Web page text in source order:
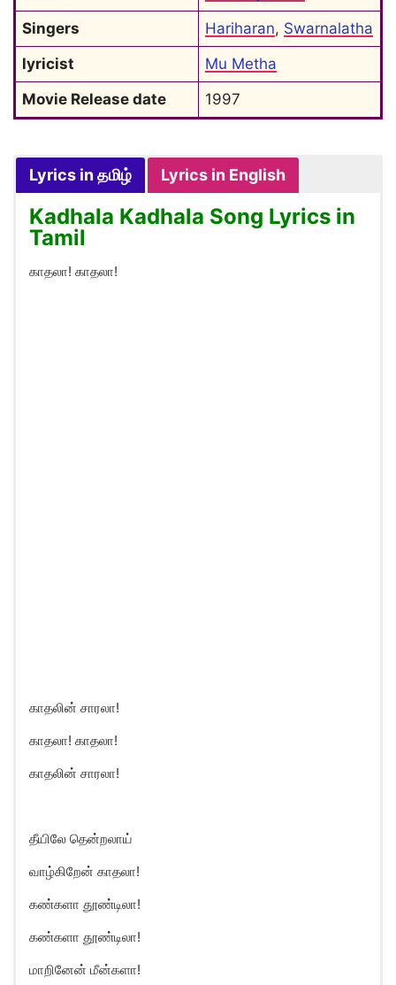
Singers
Hariharan, Swarnalatha
lyricist
Mu Metha
Movie Release date
1997
Lyrics in தமிழ் Lyrics in English
Kadhala Kadhala Song Lyrics in
Tamil
காதலா! காதலா!
காதலின் சாரலா!
காதலா! காதலா!
காதலின் சாரலா!
தீயிலே தென்றலாய்
வாழ்கிறேன் காதலா!
கண்களா தூண்டிலா!
கண்களா தூண்டிலா!
மாறினேன் மீன்களா!